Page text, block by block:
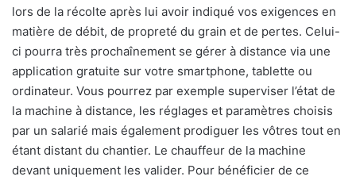
lors de la récolte après lui avoir indiqué vos exigences en
matière de débit, de propreté du grain et de pertes. Celui-
ci pourra très prochaînement se gérer à distance via une
application gratuite sur votre smartphone, tablette ou
ordinateur. Vous pourrez par exemple superviser l’état de
la machine à distance, les réglages et paramètres choisis
par un salarié mais également prodiguer les vôtres tout en
étant distant du chantier. Le chauffeur de la machine
devant uniquement les valider. Pour bénéficier de ce